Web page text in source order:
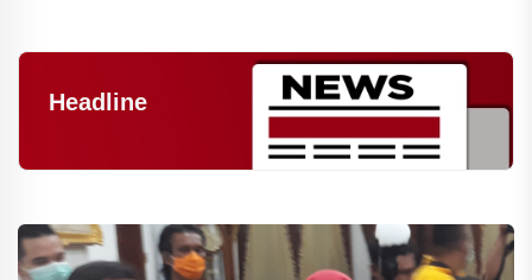
Headline